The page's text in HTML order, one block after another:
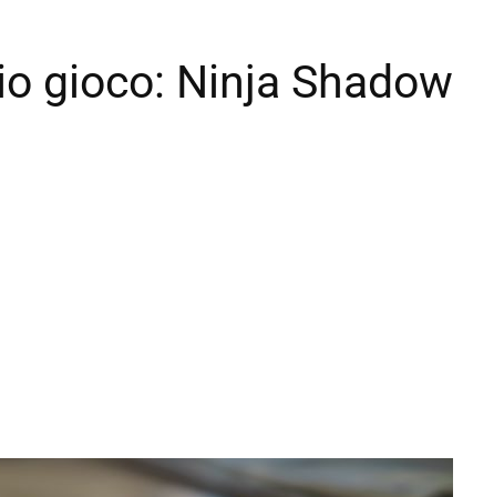
gioco: Ninja Shadow